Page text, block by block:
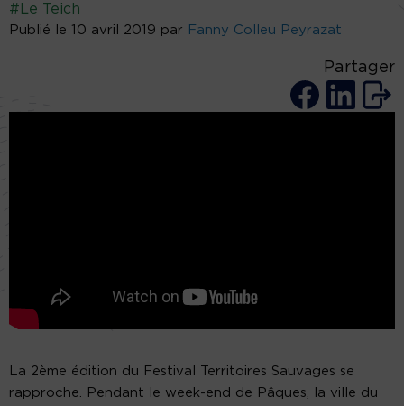
#Le Teich
Publié le 10 avril 2019 par Fanny Colleu Peyrazat
Partager
La 2ème édition du Festival Territoires Sauvages se
rapproche. Pendant le week-end de Pâques, la ville du